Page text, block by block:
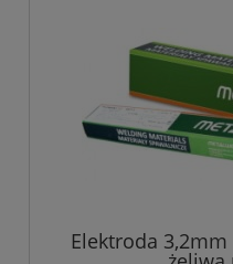
Elektroda